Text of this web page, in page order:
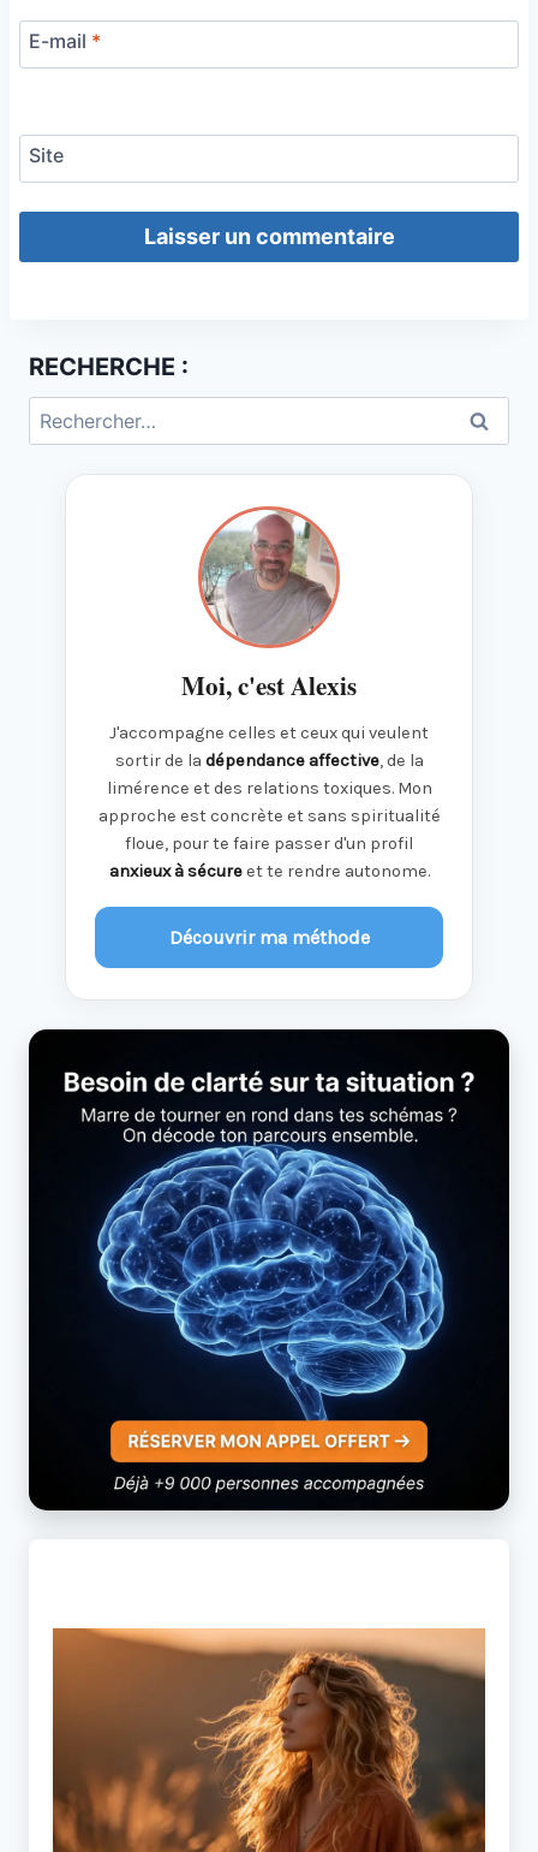
E-mail *
Site
RECHERCHE :
Rechercher :
Moi, c'est Alexis
J'accompagne celles et ceux qui veulent
sortir de la dépendance affective, de la
limérence et des relations toxiques. Mon
approche est concrète et sans spiritualité
floue, pour te faire passer d'un profil
anxieux à sécureet te rendre autonome.
Découvrir ma méthode